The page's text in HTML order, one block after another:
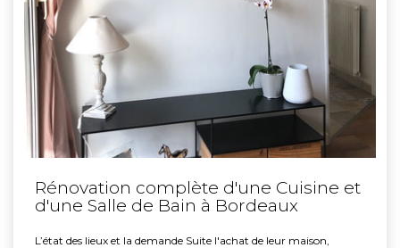
Rénovation complète d'une Cuisine et
d'une Salle de Bain à Bordeaux
L’état des lieux et la demande Suite l'achat de leur maison,